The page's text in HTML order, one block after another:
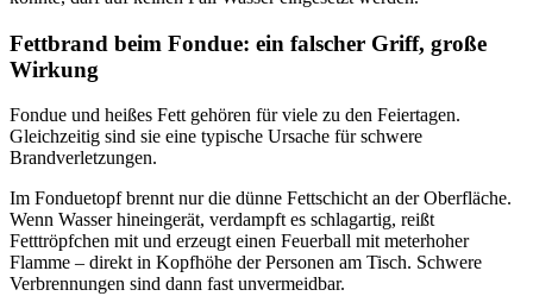
Fettbrand beim Fondue: ein falscher Griff, große
Wirkung
Fondue und heißes Fett gehören für viele zu den Feiertagen.
Gleichzeitig sind sie eine typische Ursache für schwere
Brandverletzungen.
Im Fonduetopf brennt nur die dünne Fettschicht an der Oberfläche.
Wenn Wasser hineingerät, verdampft es schlagartig, reißt
Fetttröpfchen mit und erzeugt einen Feuerball mit meterhoher
Flamme – direkt in Kopfhöhe der Personen am Tisch. Schwere
Verbrennungen sind dann fast unvermeidbar.